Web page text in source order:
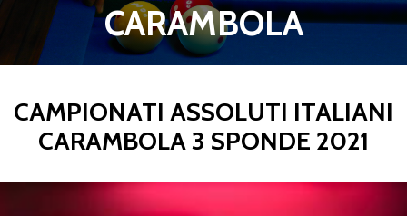
CARAMBOLA
CAMPIONATI ASSOLUTI ITALIANI
CARAMBOLA 3 SPONDE 2021